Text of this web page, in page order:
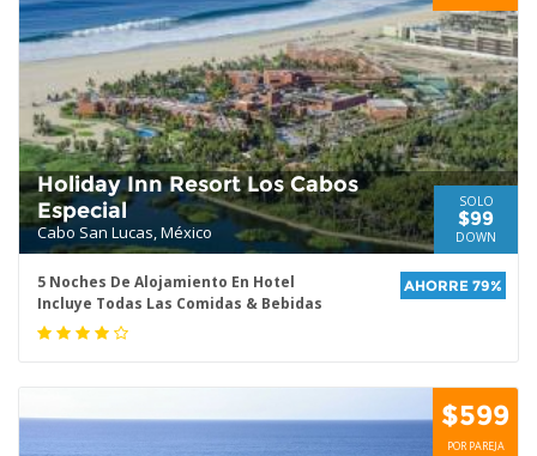
Holiday Inn Resort Los Cabos
Especial
Cabo San Lucas, México
SOLO
$99
DOWN
5 Noches De Alojamiento En Hotel
Incluye Todas Las Comidas & Bebidas
AHORRE 79%
$599
POR PAREJA